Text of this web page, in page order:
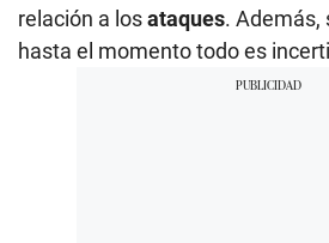
relación a losataques. Además,
hasta el momento todo es